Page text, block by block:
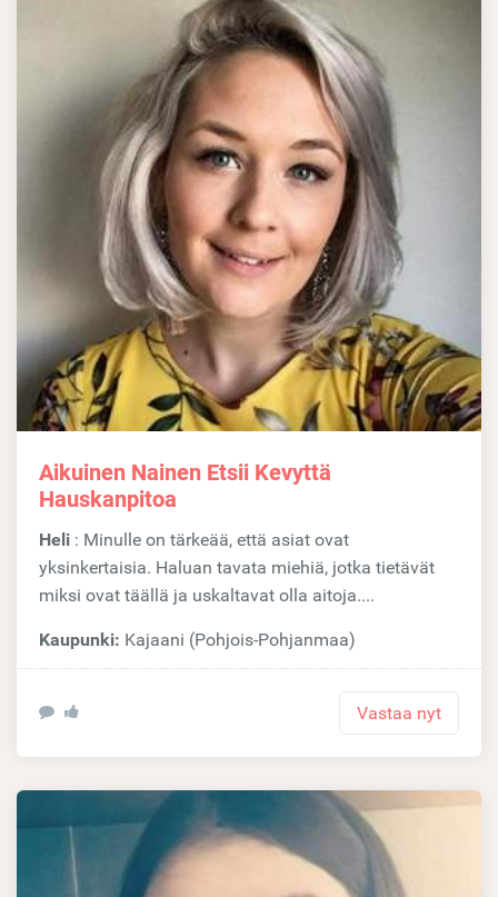
Aikuinen Nainen Etsii Kevyttä
Hauskanpitoa
Heli : Minulle on tärkeää, että asiat ovat
yksinkertaisia. Haluan tavata miehiä, jotka tietävät
miksi ovat täällä ja uskaltavat olla aitoja....
Kaupunki: Kajaani (Pohjois-Pohjanmaa)
Vastaa nyt